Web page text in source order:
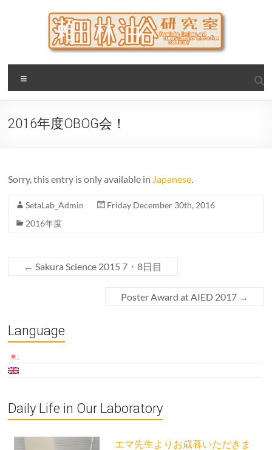
瀬田・林・油谷研究室
大阪公立大学 大学院 情報学研究科 学際情報学専攻 / 大阪府
立大学 理学部 情報数理科学科(大学院 理学系研究科 情報数理
2016年度OBOG会！
Sorry, this entry is only available in Japanese.
SetaLab_Admin
Friday December 30th, 2016
2016年度
← Sakura Science 2015 7・8日目
Poster Award at AIED 2017 →
Language
Daily Life in Our Laboratory
エマ先生よりお歳暮いただきま